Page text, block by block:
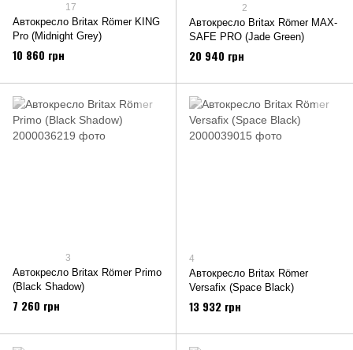
17
Автокресло Britax Römer KING
Pro (Midnight Grey)
10 860 грн
2
Автокресло Britax Römer MAX-
SAFE PRO (Jade Green)
20 940 грн
3
Автокресло Britax Römer Primo
(Black Shadow)
7 260 грн
4
Автокресло Britax Römer
Versafix (Space Black)
13 932 грн